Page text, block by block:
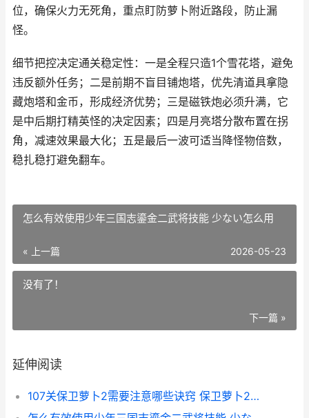
位，确保火力无死角，重点盯防萝卜附近路段，防止漏
怪。
细节把控决定通关稳定性：一是全程只造1个雪花塔，避免
违反额外任务；二是前期不盲目铺炮塔，优先清道具拿隐
藏炮塔和金币，形成经济优势；三是磁铁炮必须升满，它
是中后期打精英怪的决定因素；四是月亮塔分散布置在拐
角，减速效果最大化；五是最后一波可适当降怪物倍数，
稳扎稳打避免翻车。
怎么有效使用少年三国志鎏金二武将技能 少ない怎么用
« 上一篇 2026-05-23
没有了！
下一篇 »
延伸阅读
107关保卫萝卜2需要注意哪些诀窍 保卫萝卜2第107关攻略图水晶萝卜